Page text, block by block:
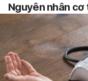
Nguyên nhân cơ